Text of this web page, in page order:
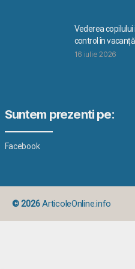
Vederea
control în vacanță
16 iulie 2026
Suntem prezenti pe:
Facebook
© 2026ArticoleOnline.info